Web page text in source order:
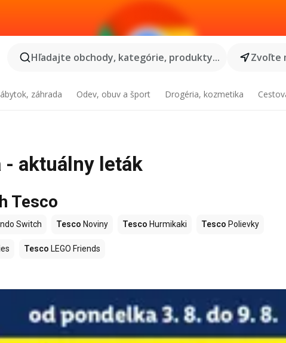
Hľadajte obchody, kategórie, produkty...
Zvoľte
záhrada Odev, obuv a šport Drogéria, kozmetika
- aktuálny leták
Tesco
Switch Tesco Noviny Tesco Hurmikaki Tesco Polievky
Tesco LEGO Friends